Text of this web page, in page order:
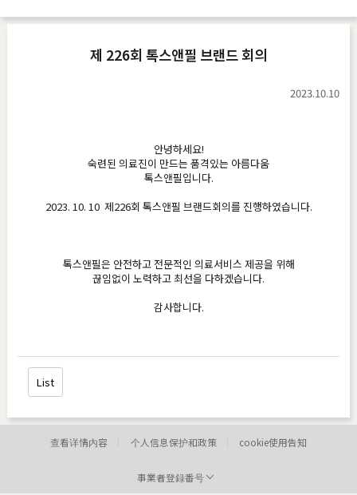
제 226회 톡스앤필 브랜드 회의
2023.10.10
안녕하세요!
숙련된 의료진이 만드는 품격있는 아름다움
톡스앤필입니다.
2023. 10. 10 제226회 톡스앤필 브랜드회의를 진행하였습니다.
톡스앤필은 안전하고 전문적인 의료서비스 제공을 위해
끊임없이 노력하고 최선을 다하겠습니다.
감사합니다.
List
查看详情内容 个人信息保护和政策 cookie使用告知
事業者登録番号